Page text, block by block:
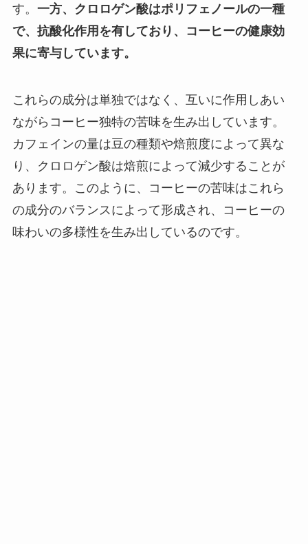
す。 一方、クロロゲン酸はポリフェノールの一種
で、抗酸化作用を有しており、コーヒーの健康効
果に寄与しています。
これらの成分は単独ではなく、互いに作用しあい
ながらコーヒー独特の苦味を生み出しています。
カフェインの量は豆の種類や焙煎度によって異な
り、クロロゲン酸は焙煎によって減少することが
あります。このように、コーヒーの苦味はこれら
の成分のバランスによって形成され、コーヒーの
味わいの多様性を生み出しているのです。